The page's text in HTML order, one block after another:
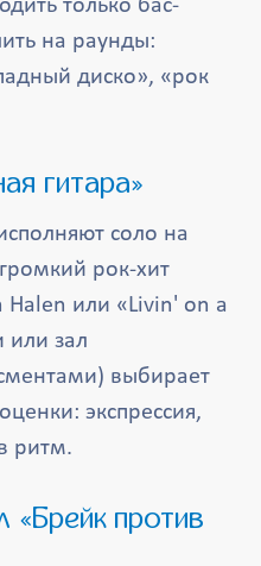
только бас-
на раунды:
диско», «рок
гитара»
соло на
рок-хит
Halen или «Livin' on a
или зал
выбирает
экспрессия,
ритм.